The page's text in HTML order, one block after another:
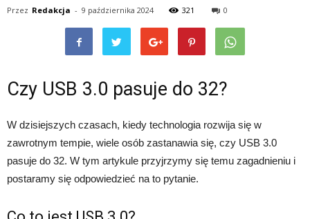
Przez Redakcja - 9 października 2024 321 0
Czy USB 3.0 pasuje do 32?
W dzisiejszych czasach, kiedy technologia rozwija się w
zawrotnym tempie, wiele osób zastanawia się, czy USB 3.0
pasuje do 32. W tym artykule przyjrzymy się temu zagadnieniu i
postaramy się odpowiedzieć na to pytanie.